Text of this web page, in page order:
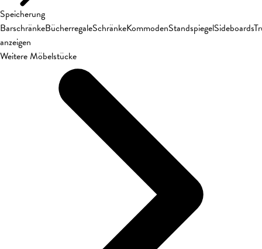
Speicherung
BarschränkeBücherregaleSchränkeKommodenStandspiegelSideboards
anzeigen
Weitere Möbelstücke